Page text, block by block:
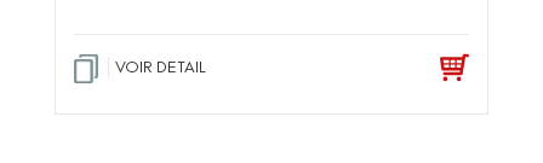
VOIR DETAIL